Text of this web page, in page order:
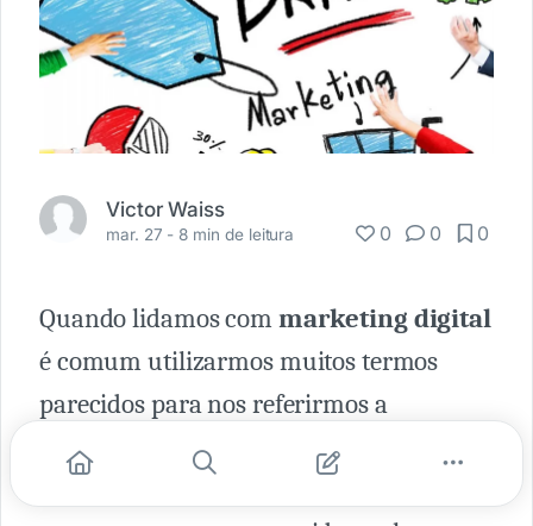
Victor Waiss
mar. 27 - 8 min de leitura 0 0 0
Quando lidamos commarketing digital
é comum utilizarmos muitos termos
parecidos para nos referirmos a
determinadas coisas. Dois deles se